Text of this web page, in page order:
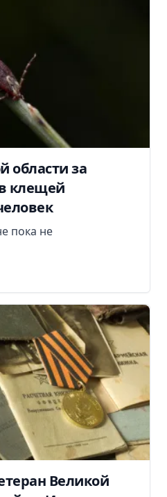
области за
клещей
пока не
Великой